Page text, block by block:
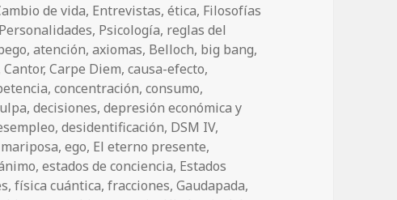
de vida, Entrevistas,ética, Filosofías
Personalidades, Psicología, reglas del
,atención,axiomas, Belloch, big bang,
Cantor,Carpe Diem,causa-efecto,
,concentración,consumo,
,decisiones,depresión económica y
,desidentificación, DSM IV,
,ego, El eterno presente,
,estados de conciencia, Estados
,física cuántica,fracciones,Gaudapada,